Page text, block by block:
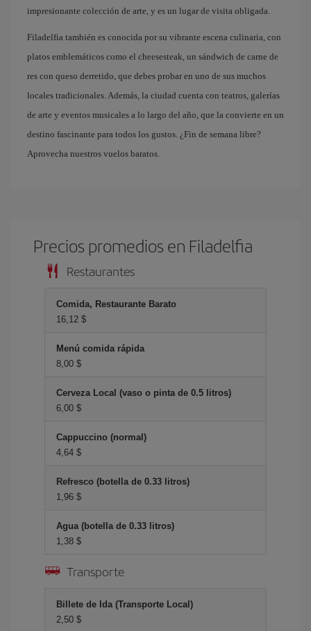
impresionante colección de arte, y es un lugar de visita obligada.
Filadelfia también es conocida por su vibrante escena culinaria, con
platos emblemáticos como el cheesesteak, un sándwich de carne de
res con queso derretido, que debes probar en uno de sus muchos
locales tradicionales. Además, la ciudad cuenta con teatros, galerías
de arte y eventos musicales a lo largo del año, que la convierte en un
destino fascinante para todos los gustos. ¿Fin de semana libre?
Aprovecha nuestros vuelos baratos.
Precios promedios en Filadelfia
Restaurantes
Comida, Restaurante Barato
16,12 $
Menú comida rápida
8,00 $
Cerveza Local (vaso o pinta de 0.5 litros)
6,00 $
Cappuccino (normal)
4,64 $
Refresco (botella de 0.33 litros)
1,96 $
Agua (botella de 0.33 litros)
1,38 $
Transporte
Billete de Ida (Transporte Local)
2,50 $